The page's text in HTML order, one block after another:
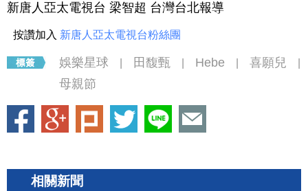
新唐人亞太電視台 梁智超 台灣台北報導
按讚加入 新唐人亞太電視台粉絲團
娛樂星球 田馥甄 Hebe 喜願兒
母親節
相關新聞